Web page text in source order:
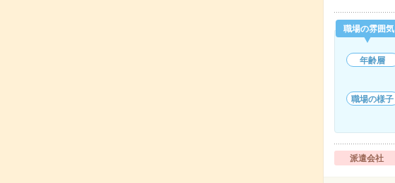
職場の雰囲気
年齢層
職場の様子
派遣会社